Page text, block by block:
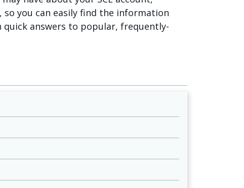
you can easily find the information
quick answers to popular, frequently-